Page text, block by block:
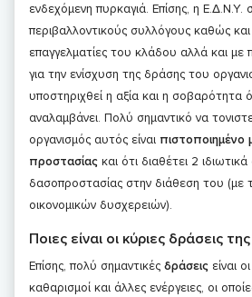
ενδεχόμενη πυρκαγιά. Επίσης, η Ε.Δ.Ν.Υ.
περιβαλλοντικούς συλλόγους καθώς και
επαγγελματίες του κλάδου αλλά και με
για την ενίσχυση της δράσης του
υποστηριχθεί η αξία και η
αναλαμβάνει. Πολύ σημαντικό να
οργανισμός αυτός είναι πιστοποιημένο
προστασίας και ότι διαθέτει 2
δασοπροστασίας στην διάθεση του (με
οικονομικών δυσχερειών).
Ποιες είναι οι κύριες δράσεις
Επίσης, πολύ σημαντικές δράσεις είναι
καθαρισμοί και άλλες ενέργειες, οι